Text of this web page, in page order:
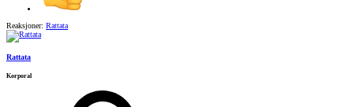
Reaksjoner: Rattata
Rattata
Korporal